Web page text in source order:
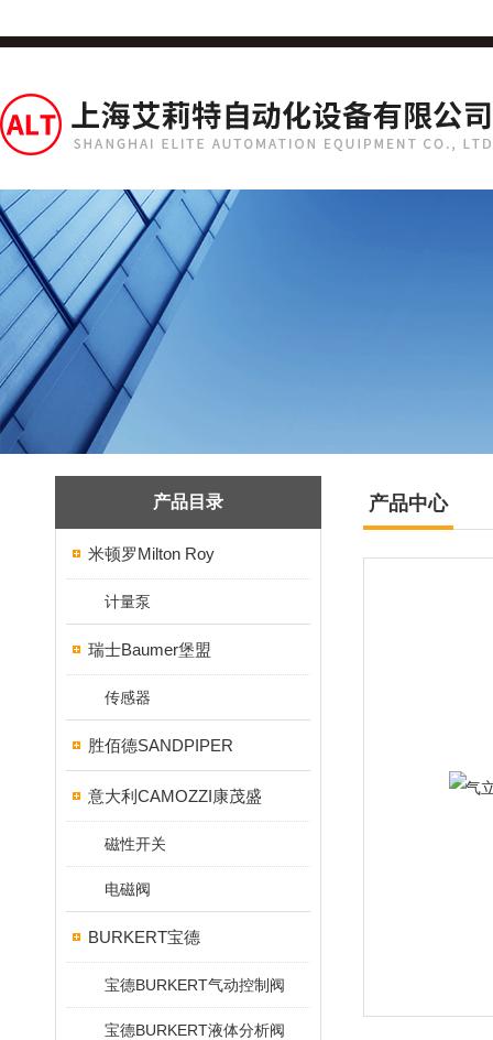
产品目录
米顿罗Milton Roy
计量泵
瑞士Baumer堡盟
传感器
胜佰德SANDPIPER
意大利CAMOZZI康茂盛
磁性开关
电磁阀
BURKERT宝德
宝德BURKERT气动控制阀
宝德BURKERT液体分析阀
产品中心